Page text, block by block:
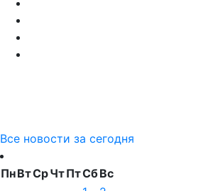
Все новости за сегодня
ПнВтСрЧтПтСбВс